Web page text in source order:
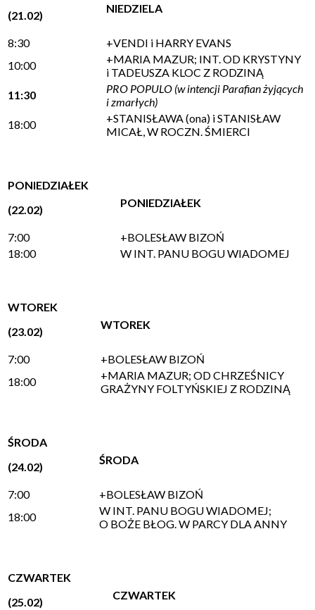
(21.02)
NIEDZIELA
8:30
+VENDI i HARRY EVANS
10:00
+MARIA MAZUR; INT. OD KRYSTYNY
i TADEUSZA KLOC Z RODZINĄ
11:30
PRO POPULO (w intencji Parafian żyjących
i zmarłych)
18:00
+STANISŁAWA (ona) i STANISŁAW
MICAŁ, W ROCZN. ŚMIERCI
PONIEDZIAŁEK
(22.02)
PONIEDZIAŁEK
7:00
+BOLESŁAW BIZOŃ
18:00
W INT. PANU BOGU WIADOMEJ
WTOREK
(23.02)
WTOREK
7:00
+BOLESŁAW BIZOŃ
18:00
+MARIA MAZUR; OD CHRZEŚNICY
GRAŻYNY FOLTYŃSKIEJ Z RODZINĄ
ŚRODA
(24.02)
ŚRODA
7:00
+BOLESŁAW BIZOŃ
18:00
W INT. PANU BOGU WIADOMEJ;
O BOŻE BŁOG. W PARCY DLA ANNY
CZWARTEK
(25.02)
CZWARTEK